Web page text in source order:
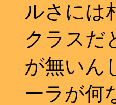
ルさには
クラスだ
が無いん
ーラが何